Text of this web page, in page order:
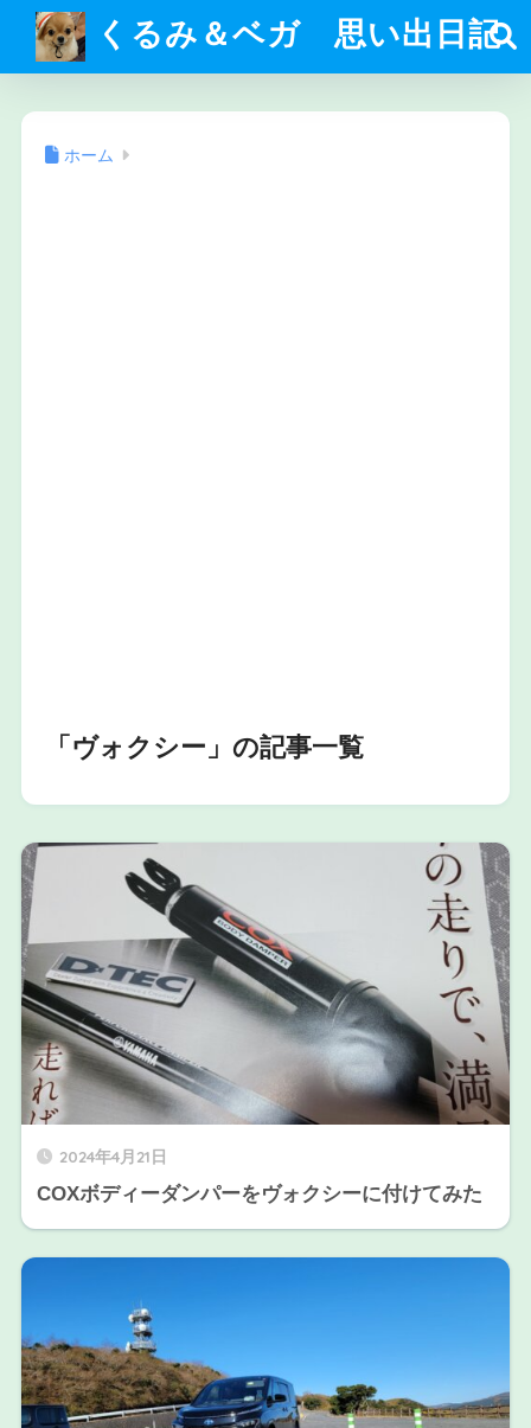
くるみ＆ベガ 思い出日記
ホーム
「ヴォクシー」の記事一覧
2024年4月21日
COXボディーダンパーをヴォクシーに付けてみた